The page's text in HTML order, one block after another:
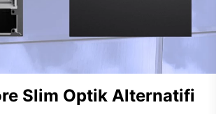
Slim Optik Alternatifi